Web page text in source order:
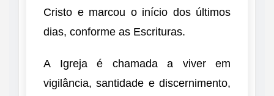
Cristo e marcou o início dos últimos
dias, conforme as Escrituras.
A Igreja é chamada a viver em
vigilância, santidade e discernimento,